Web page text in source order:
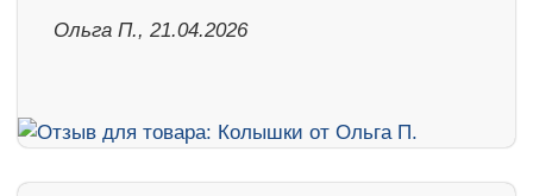
Ольга П., 21.04.2026